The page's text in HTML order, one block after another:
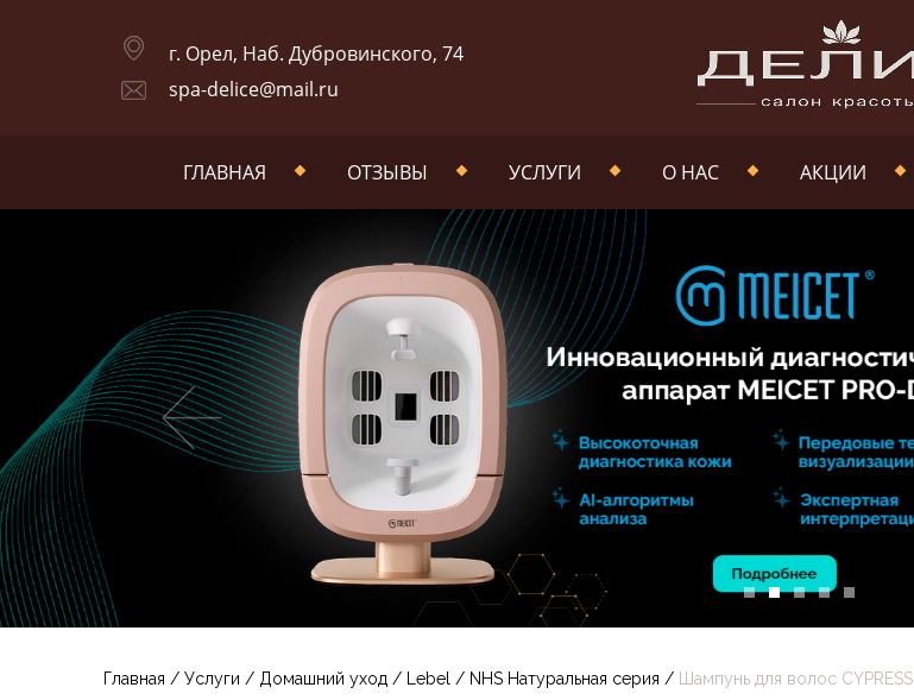
г. Орел, Наб. Дубровинского, 74
spa-delice@mail.ru
ГЛАВНАЯ ОТЗЫВЫ УСЛУГИ О НАС
ФОТОГАЛЕРЕЯ
ДОКУМЕНТЫ
НАШИ РАБОТЫ
ВАКАНСИИ
ПОЛИТИКА В
ОБРАБОТКИ
ПЕРСОНАЛЬНЫХ
ФАЙЛОВ COOKIE
АКЦИИ
Главная / Услуги / Домашний уход / Lebel / NHS Натуральная серия / Шампунь для волос CYPRESS